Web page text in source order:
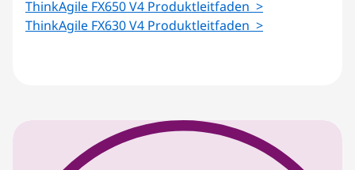
ThinkAgile FX650 V4 Produktleitfaden >
ThinkAgile FX630 V4 Produktleitfaden >